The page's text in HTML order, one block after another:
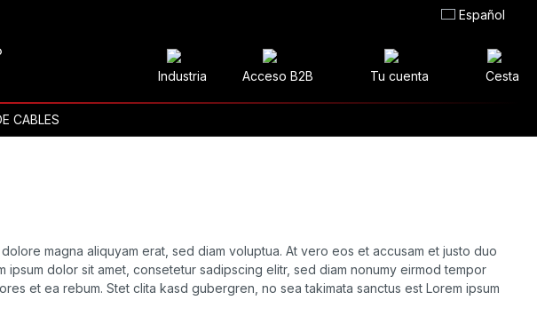
Español
Industria Acceso B2B Tu cuenta Cesta
CABLES
magna aliquyam erat, sed diam voluptua. At vero eos et accusam et justo duo
dolor sit amet, consetetur sadipscing elitr, sed diam nonumy eirmod tempor
et ea rebum. Stet clita kasd gubergren, no sea takimata sanctus est Lorem ipsum